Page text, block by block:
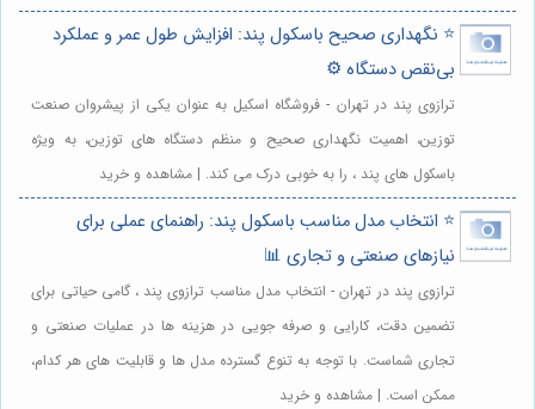
⭐️ نگهداری صحیح باسکول پند: افزایش طول عمر و عملکرد
بی‌نقص دستگاه ⚙️
ترازوی پند در تهران - فروشگاه اسکیل به عنوان یکی از پیشروان صنعت
توزین، اهمیت نگهداری صحیح و منظم دستگاه های توزین، به ویژه
باسکول های پند ، را به خوبی درک می کند. | مشاهده و خرید
⭐️ انتخاب مدل مناسب باسکول پند: راهنمای عملی برای
نیازهای صنعتی و تجاری 📊
ترازوی پند در تهران - انتخاب مدل مناسب ترازوی پند ، گامی حیاتی برای
تضمین دقت، کارایی و صرفه جویی در هزینه ها در عملیات صنعتی و
تجاری شماست. با توجه به تنوع گسترده مدل ها و قابلیت های هر کدام،
ممکن است. | مشاهده و خرید